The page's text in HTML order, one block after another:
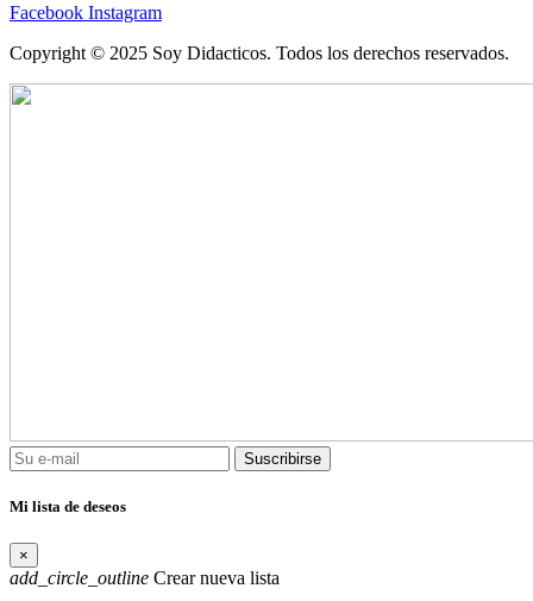
Facebook Instagram
Copyright © 2025 Soy Didacticos. Todos los derechos reservados.
Suscribirse
Mi lista de deseos
×
add_circle_outline Crear nueva lista